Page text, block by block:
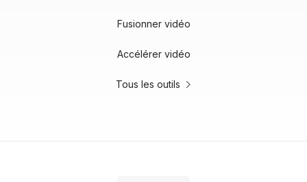
Fusionner vidéo
Accélérer vidéo
Tous les outils